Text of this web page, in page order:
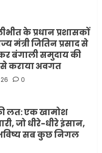
के प्रधान प्रशासकों
मंत्री जितिन प्रसाद से
बंगाली समुदाय की
कराया अवगत
0
लत: एक खामोश
जो धीरे-धीरे इंसान,
सब कुछ निगल